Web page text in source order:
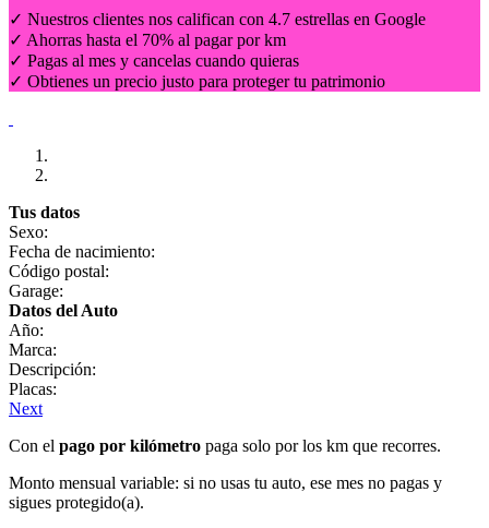
✓ Nuestros clientes nos califican con 4.7 estrellas en Google
✓ Ahorras hasta el 70% al pagar por km
✓ Pagas al mes y cancelas cuando quieras
✓ Obtienes un precio justo para proteger tu patrimonio
Tus datos
Sexo:
Fecha de nacimiento:
Código postal:
Garage:
Datos del Auto
Año:
Marca:
Descripción:
Placas:
Next
Con el pago por kilómetro paga solo por los km que recorres.
Monto mensual variable: si no usas tu auto, ese mes no pagas y
sigues protegido(a).